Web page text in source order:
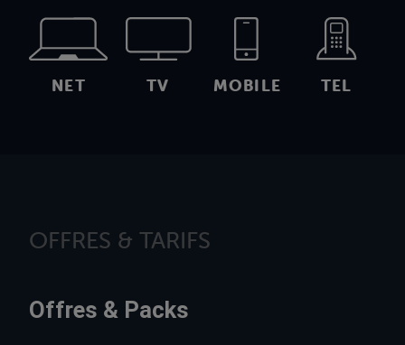
NET TV MOBILE TEL
OFFRES & TARIFS
Offres & Packs